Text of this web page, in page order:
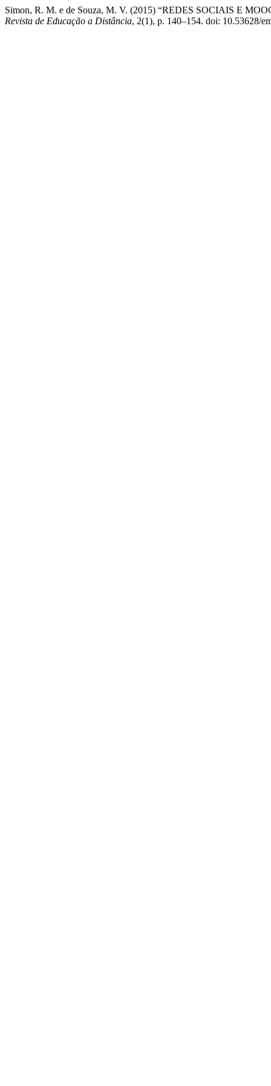
Simon, R. M. e de Souza, M. V. (2015) “REDES SOCIAIS E
Revista de Educação a Distância, 2(1), p. 140–154. doi: 10.53628/